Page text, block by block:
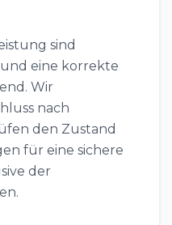
sind
eine korrekte
Wir
nach
den Zustand
für eine sichere
der